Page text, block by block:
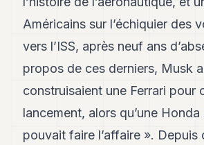
Américains sur l’échiquier des
vers l’ISS, après neuf ans
propos de ces derniers, Musk
construisaient une Ferrari pour
lancement, alors qu’une
pouvait faire l’affaire ». Depuis